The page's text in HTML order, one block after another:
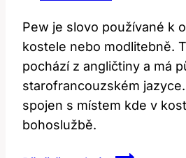
Pew je slovo používané k
kostele nebo modlitebně.
pochází z angličtiny a má
starofrancouzském
spojen s místem kde v
bohoslužbě.